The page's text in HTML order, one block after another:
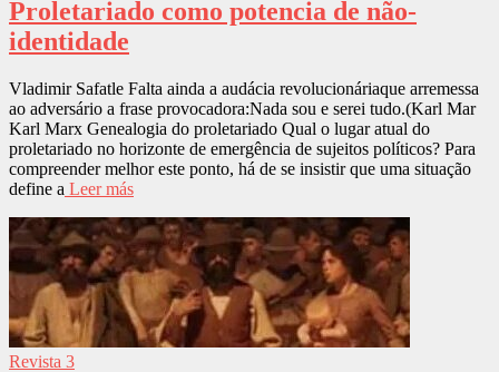
Proletariado como potencia de não-
identidade
Vladimir Safatle Falta ainda a audácia revolucionáriaque arremessa
ao adversário a frase provocadora:Nada sou e serei tudo.(Karl Mar
Karl Marx Genealogia do proletariado Qual o lugar atual do
proletariado no horizonte de emergência de sujeitos políticos? Para
compreender melhor este ponto, há de se insistir que uma situação
define a Leer más
Revista 3